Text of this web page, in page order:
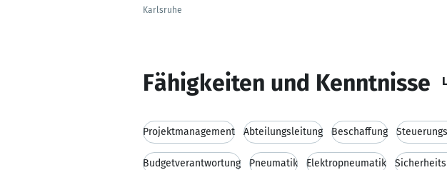
Karlsruhe
Fähigkeiten und Kenntnisse
Projektmanagement Abteilungsleitung Beschaffung
Budgetverantwortung Pneumatik Elektropneumatik